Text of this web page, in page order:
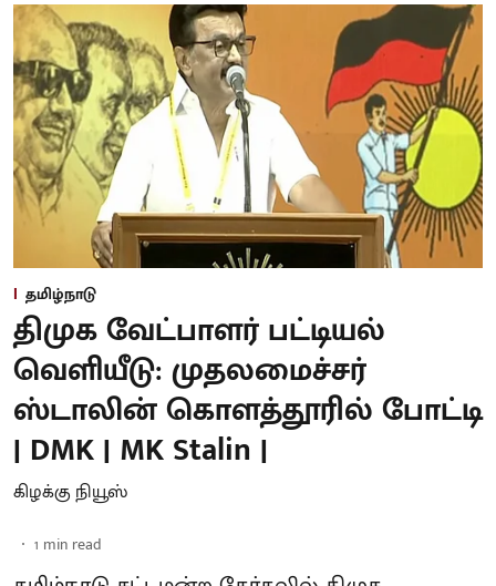
தமிழ்நாடு
திமுக வேட்பாளர் பட்டியல்
வெளியீடு: முதலமைச்சர்
ஸ்டாலின் கொளத்தூரில் போட்டி
| DMK | MK Stalin |
கிழக்கு நியூஸ்
1 min read